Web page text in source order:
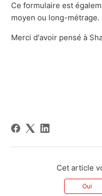
Ce formulaire est
moyen ou long-métrage.
Merci d'avoir pensé à
Cet article
Oui